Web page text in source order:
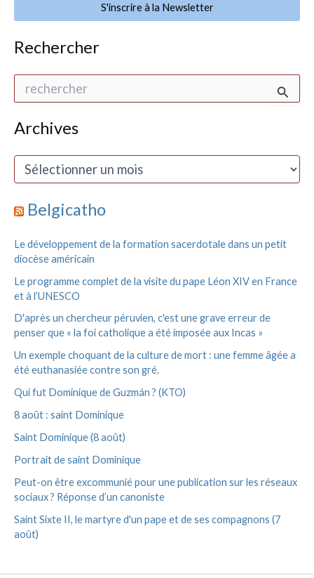
S'inscrire à la Newsletter
Rechercher
h
e
h
r
Archives
A
i
e
s
Belgicatho
Le développement de la formation sacerdotale dans un petit
diocèse américain
Le programme complet de la visite du pape Léon XIV en France
et à l’UNESCO
D'après un chercheur péruvien, c'est une grave erreur de
penser que « la foi catholique a été imposée aux Incas »
Un exemple choquant de la culture de mort : une femme âgée a
été euthanasiée contre son gré.
Qui fut Dominique de Guzmán ? (KTO)
8 août : saint Dominique
Saint Dominique (8 août)
Portrait de saint Dominique
Peut-on être excommunié pour une publication sur les réseaux
sociaux ? Réponse d’un canoniste
Saint Sixte II, le martyre d'un pape et de ses compagnons (7
août)